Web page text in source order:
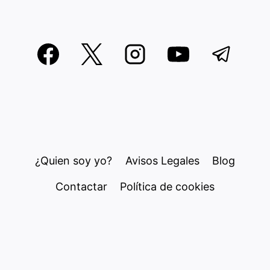
¿Quien soy yo? Avisos Legales Blog
Contactar Política de cookies